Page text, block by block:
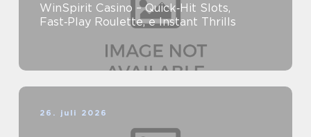
WinSpirit Casino – Quick‑Hit Slots,
Fast‑Play Roulette, e Instant Thrills
26. juli 2026